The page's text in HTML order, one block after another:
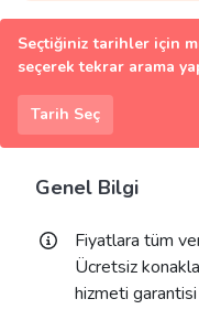
Seçtiğiniz tarihler için
seçerek tekrar arama
Tarih Seç
Genel Bilgi
Fiyatlara tüm
Ücretsiz
hizmeti